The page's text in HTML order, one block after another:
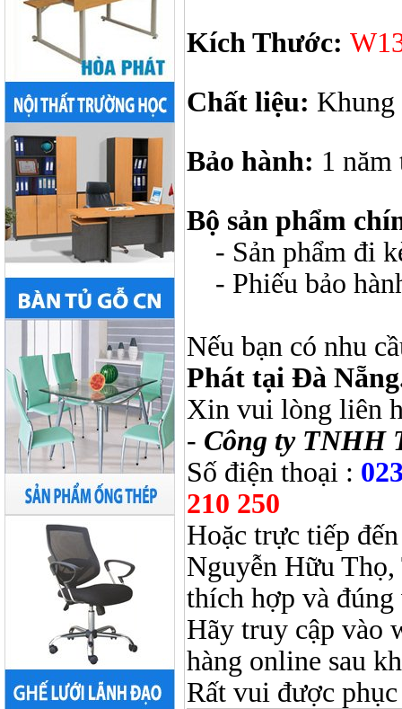
Kích Thước:
Chất liệu: Khung
Bảo hành: 1 năm
Bộ sản phẩm
- Sản phẩm đi
- Phiếu bảo
Nếu bạn có nhu
Phát tại Đà
Xin vui lòng liên
- Công ty TNHH
Số điện thoại :
210 250
Hoặc trực tiếp
Nguyễn Hữu Thọ,
thích hợp và
Hãy truy cập vào
hàng online sau
Rất vui được